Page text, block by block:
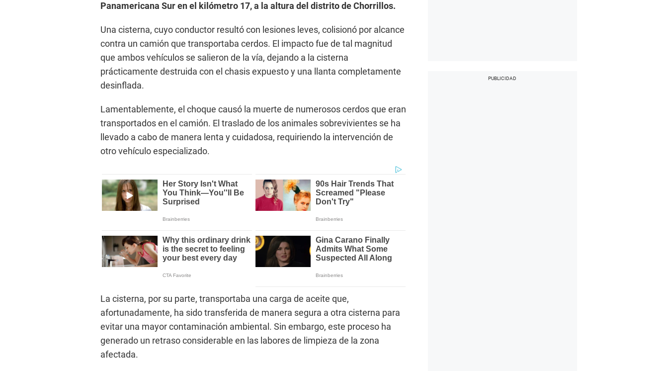
Panamericana Sur en el kilómetro 17, a la altura del distrito de Chorrillos.
Una cisterna, cuyo conductor resultó con lesiones leves, colisionó por alcance
contra un camión que transportaba cerdos. El impacto fue de tal magnitud
que ambos vehículos se salieron de la vía, dejando a la cisterna
prácticamente destruida con el chasis expuesto y una llanta completamente
desinflada.
Lamentablemente, el choque causó la muerte de numerosos cerdos que eran
transportados en el camión. El traslado de los animales sobrevivientes se ha
llevado a cabo de manera lenta y cuidadosa, requiriendo la intervención de
otro vehículo especializado.
La cisterna, por su parte, transportaba una carga de aceite que,
afortunadamente, ha sido transferida de manera segura a otra cisterna para
evitar una mayor contaminación ambiental. Sin embargo, este proceso ha
generado un retraso considerable en las labores de limpieza de la zona
afectada.